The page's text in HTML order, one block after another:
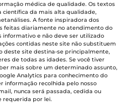
médica de qualidade. Os textos
científica da mais alta qualidade,
A fonte inspiradora dos
feitas diariamente no atendimento do
informativo e não deve ser utilizado
contidas neste site não substituem
deste site destina-se principalmente,
de todas as idades. Se você tiver
mais sobre um determinado assunto,
Analytics para conhecimento do
informação recolhida pelo nosso
nunca será passada, cedida ou
requerida por lei.